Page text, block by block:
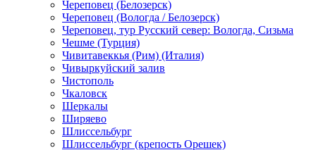
Череповец (Белозерск)
Череповец (Вологда / Белозерск)
Череповец, тур Русский север: Вологда, Сизьма
Чешме (Турция)
Чивитавеккья (Рим) (Италия)
Чивыркуйский залив
Чистополь
Чкаловск
Шеркалы
Ширяево
Шлиссельбург
Шлиссельбург (крепость Орешек)